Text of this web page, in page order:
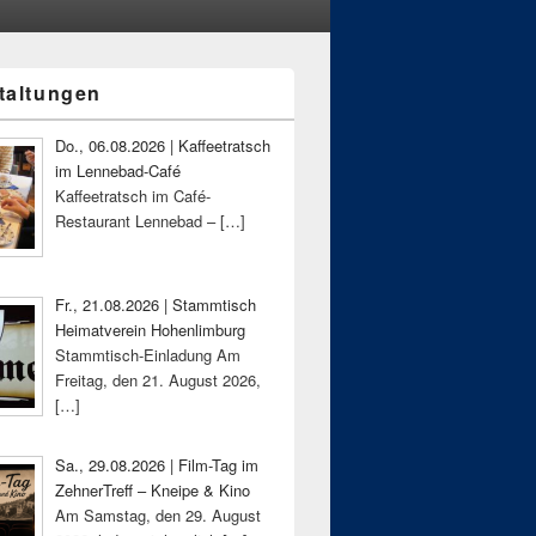
Do., 06.08.2026 | Kaffeetratsch
im Lennebad-Café
Kaffeetratsch im Café-
Restaurant Lennebad –[…]
Fr., 21.08.2026 | Stammtisch
Heimatverein Hohenlimburg
Stammtisch-Einladung Am
Freitag, den 21. August 2026,
[…]
Sa., 29.08.2026 | Film-Tag im
ZehnerTreff – Kneipe & Kino
Am Samstag, den 29. August